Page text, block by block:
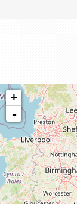
+
-